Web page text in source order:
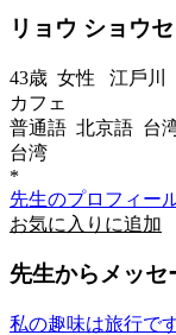
リョウ ショウ
43歳 女性 江戶川
カフェ
普通語 北京語 台
台湾
*
先生のプロフィー
お気に入りに追加
先生からメッセ
私の趣味は旅行で